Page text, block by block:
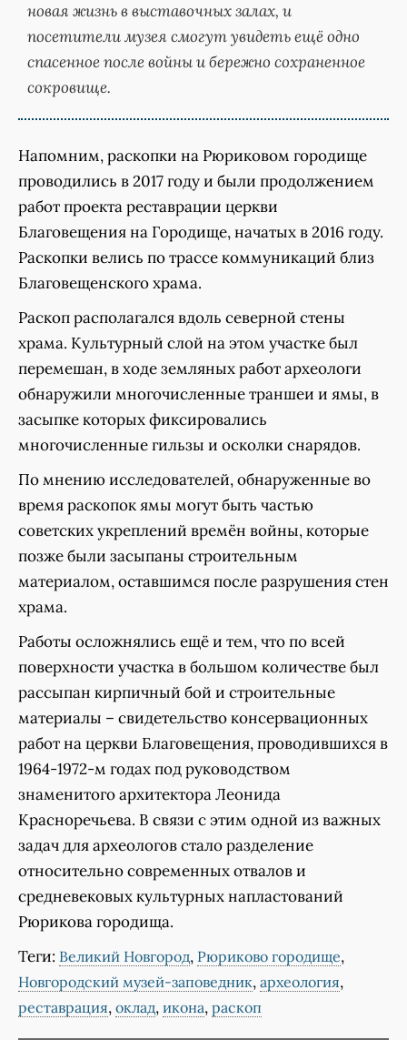
новая жизнь в выставочных залах, и
посетители музея смогут увидеть ещё одно
спасенное после войны и бережно сохраненное
сокровище.
Напомним, раскопки на Рюриковом городище
проводились в 2017 году и были продолжением
работ проекта реставрации церкви
Благовещения на Городище, начатых в 2016 году.
Раскопки велись по трассе коммуникаций близ
Благовещенского храма.
Раскоп располагался вдоль северной стены
храма. Культурный слой на этом участке был
перемешан, в ходе земляных работ археологи
обнаружили многочисленные траншеи и ямы, в
засыпке которых фиксировались
многочисленные гильзы и осколки снарядов.
По мнению исследователей, обнаруженные во
время раскопок ямы могут быть частью
советских укреплений времён войны, которые
позже были засыпаны строительным
материалом, оставшимся после разрушения стен
храма.
Работы осложнялись ещё и тем, что по всей
поверхности участка в большом количестве был
рассыпан кирпичный бой и строительные
материалы – свидетельство консервационных
работ на церкви Благовещения, проводившихся в
1964-1972-м годах под руководством
знаменитого архитектора Леонида
Красноречьева. В связи с этим одной из важных
задач для археологов стало разделение
относительно современных отвалов и
средневековых культурных напластований
Рюрикова городища.
Теги: Великий Новгород, Рюриково городище,
Новгородский музей-заповедник, археология,
реставрация, оклад, икона, раскоп